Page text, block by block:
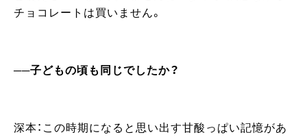
チョコレートは買いません。
──子どもの頃も同じでしたか？
深本：この時期になると思い出す甘酸っぱい記憶があ